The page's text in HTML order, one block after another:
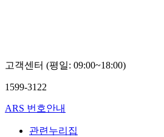
고객센터 (평일: 09:00~18:00)
1599-3122
ARS 번호안내
관련누리집